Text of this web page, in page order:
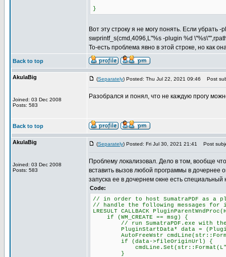
}
Вот эту строку я не могу понять. Если убрать
swprintf_s(cmd,4096,L"%s -plugin %d
То-есть проблема явно в этой строке, но как
Back to top
AkulaBig
Joined: 03 Dec 2008
Posts: 583
(Separately) Posted: Thu Jul 22, 2021 09:46 Post
Разобрался и понял, что не каждую прогу
Back to top
AkulaBig
Joined: 03 Dec 2008
Posts: 583
(Separately) Posted: Fri Jul 30, 2021 21:41 Post
Проблему локализовал. Дело в том, вообще
вставить вызов любой программы в дочернее
запуска ее в дочернем окне есть
Code:
// in order to host SumatraPDF as a
// handle the following messages
LRESULT CALLBACK
if (WM_CREATE == msg) {
// run SumatraPDF.exe with the -
PluginStartData* data =
AutoFreeWstr
if (data->fileOriginUrl) {
cmdLine.Set(str::Format(L"-
}